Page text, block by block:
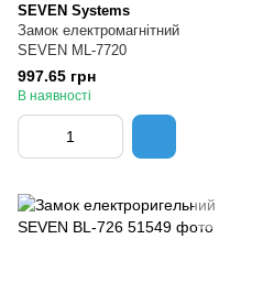
SEVEN Systems
Замок електромагнітний
SEVEN ML-7720
997.65 грн
В наявності